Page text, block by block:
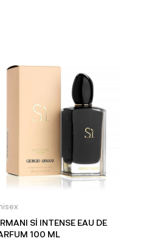
Sİ INTENSE EAU DE
100 ML